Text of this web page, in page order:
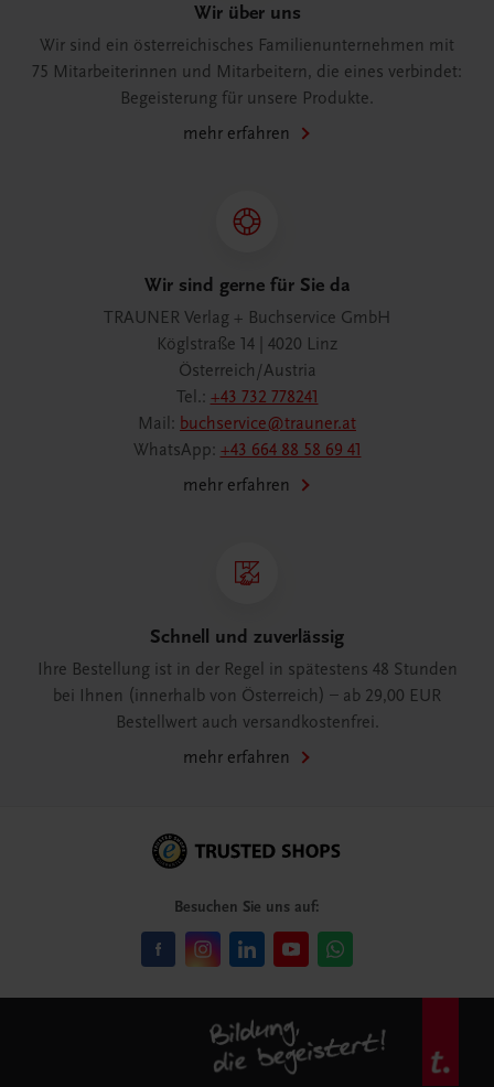
Wir über uns
Wir sind ein österreichisches Familienunternehmen mit
75 Mitarbeiterinnen und Mitarbeitern, die eines verbindet:
Begeisterung für unsere Produkte.
mehr erfahren
Wir sind gerne für Sie da
TRAUNER Verlag + Buchservice GmbH
Köglstraße 14 | 4020 Linz
Österreich/Austria
Tel.: +43 732 778241
Mail: buchservice@trauner.at
WhatsApp: +43 664 88 58 69 41
mehr erfahren
Schnell und zuverlässig
Ihre Bestellung ist in der Regel in spätestens 48 Stunden
bei Ihnen (innerhalb von Österreich) – ab 29,00 EUR
Bestellwert auch versandkostenfrei.
mehr erfahren
Besuchen Sie uns auf: